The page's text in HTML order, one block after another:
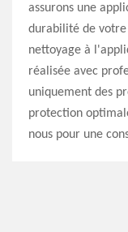
assurons une
durabilité de
nettoyage à
réalisée avec
uniquement des
protection
nous pour une